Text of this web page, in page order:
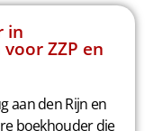
in
ZZP en
aan den Rijn en
boekhouder die